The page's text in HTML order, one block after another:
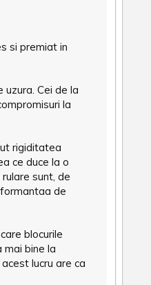
si premiat in
Cei de la
la
rigiditatea
ce duce la o
sunt, de
de
blocurile
mai bine la
lucru are ca